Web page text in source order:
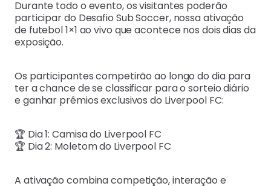
Durante todo o evento, os visitantes poderão
participar do Desafio Sub Soccer, nossa ativação
de futebol 1×1 ao vivo que acontece nos dois dias da
exposição.
Os participantes competirão ao longo do dia para
ter a chance de se classificar para o sorteio diário
e ganhar prêmios exclusivos do Liverpool FC:
🏆 Dia 1: Camisa do Liverpool FC
🏆 Dia 2: Moletom do Liverpool FC
A ativação combina competição, interação e